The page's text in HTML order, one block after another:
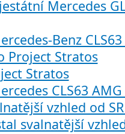
Stratos
svalnatější